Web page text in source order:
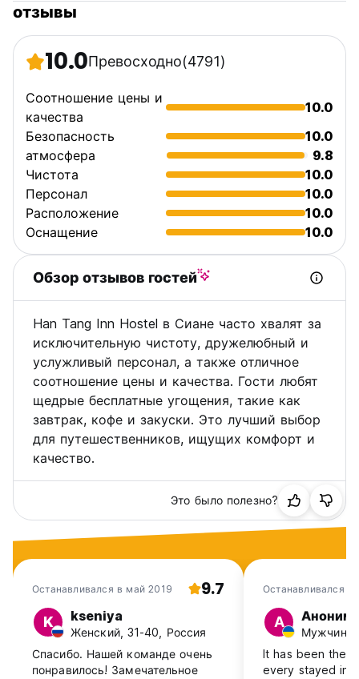
отзывы
10.0Превосходно(4791)
Соотношение цены и
качества
10.0
Безопасность
10.0
атмосфера
9.8
Чистота
10.0
Персонал
10.0
Расположение
10.0
Оснащение
10.0
Обзор отзывов гостей
Han Tang Inn Hostel в Сиане часто хвалят за
исключительную чистоту, дружелюбный и
услужливый персонал, а также отличное
соотношение цены и качества. Гости любят
щедрые бесплатные угощения, такие как
завтрак, кофе и закуски. Это лучший выбор
для путешественников, ищущих комфорт и
качество.
Это было полезно?
Останавливался в май 2019 9.7
K kseniya
Женский, 31-40, Россия
Спасибо. Нашей команде очень
понравилось! Замечательное
Останавливался в
А
Мужчина,
It has been the
every stayed in.